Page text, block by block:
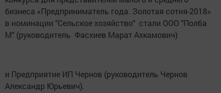
бизнеса «Предприниматель года. Золотая сотня-2018»
в номинации "Сельское хозяйство" стали ООО "Полба
М" (руководитель Фасхиев Марат Ахкамович)
и Предприятие ИП Чернов (руководитель Чернов
Александр Юрьевич).